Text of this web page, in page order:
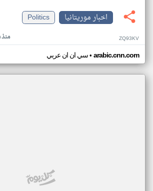
اخبار موريتانيا
Politics
ZQ93KV
سي ان ان عربي• arabic.cnn.com